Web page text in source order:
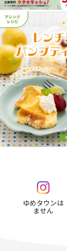
ゆめタウンは
ません